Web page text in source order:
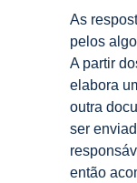
As
pelos
A partir
elabora
outra
ser
então